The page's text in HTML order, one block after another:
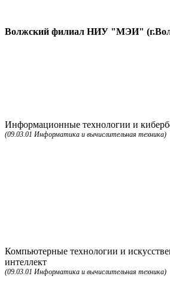
Волжский филиал НИУ "МЭИ"
Информационные технологии и
(09.03.01 Информатика и вычислительная техника)
Компьютерные технологии и
интеллект
(09.03.01 Информатика и вычислительная техника)